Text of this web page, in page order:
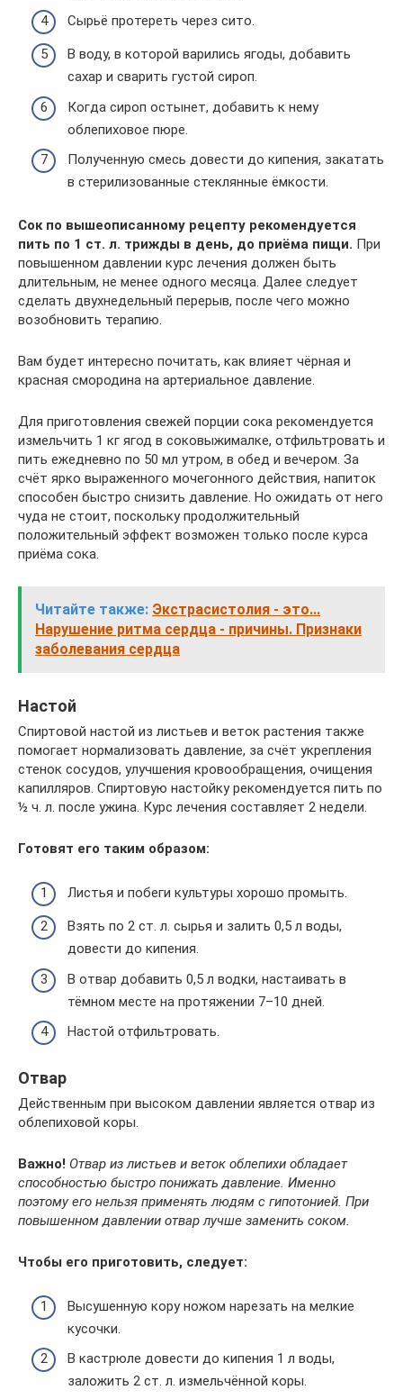
Сырьё протереть через сито.
В воду, в которой варились ягоды, добавить
сахар и сварить густой сироп.
Когда сироп остынет, добавить к нему
облепиховое пюре.
Полученную смесь довести до кипения, закатать
в стерилизованные стеклянные ёмкости.
Сок по вышеописанному рецепту рекомендуется
пить по 1 ст. л. трижды в день, до приёма пищи. При
повышенном давлении курс лечения должен быть
длительным, не менее одного месяца. Далее следует
сделать двухнедельный перерыв, после чего можно
возобновить терапию.
Вам будет интересно почитать, как влияет чёрная и
красная смородина на артериальное давление.
Для приготовления свежей порции сока рекомендуется
измельчить 1 кг ягод в соковыжималке, отфильтровать и
пить ежедневно по 50 мл утром, в обед и вечером. За
счёт ярко выраженного мочегонного действия, напиток
способен быстро снизить давление. Но ожидать от него
чуда не стоит, поскольку продолжительный
положительный эффект возможен только после курса
приёма сока.
Читайте также: Экстрасистолия - это...
Нарушение ритма сердца - причины. Признаки
заболевания сердца
Настой
Спиртовой настой из листьев и веток растения также
помогает нормализовать давление, за счёт укрепления
стенок сосудов, улучшения кровообращения, очищения
капилляров. Спиртовую настойку рекомендуется пить по
½ ч. л. после ужина. Курс лечения составляет 2 недели.
Готовят его таким образом:
Листья и побеги культуры хорошо промыть.
Взять по 2 ст. л. сырья и залить 0,5 л воды,
довести до кипения.
В отвар добавить 0,5 л водки, настаивать в
тёмном месте на протяжении 7–10 дней.
Настой отфильтровать.
Отвар
Действенным при высоком давлении является отвар из
облепиховой коры.
Важно! Отвар из листьев и веток облепихи обладает
способностью быстро понижать давление. Именно
поэтому его нельзя применять людям с гипотонией. При
повышенном давлении отвар лучше заменить соком.
Чтобы его приготовить, следует:
Высушенную кору ножом нарезать на мелкие
кусочки.
В кастрюле довести до кипения 1 л воды,
заложить 2 ст. л. измельчённой коры.